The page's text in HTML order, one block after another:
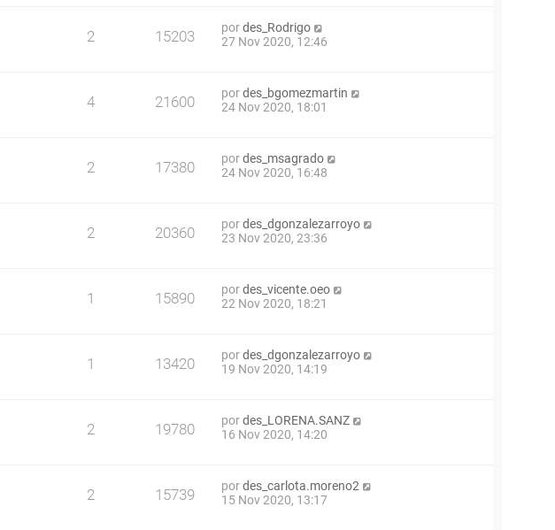
2 15203 pordes_Rodrigo
27 Nov 2020, 12:46
4 21600 pordes_bgomezmartin
24 Nov 2020, 18:01
2 17380 pordes_msagrado
24 Nov 2020, 16:48
2 20360 pordes_dgonzalezarroyo
23 Nov 2020, 23:36
1 15890 pordes_vicente.oeo
22 Nov 2020, 18:21
1 13420 pordes_dgonzalezarroyo
19 Nov 2020, 14:19
2 19780 pordes_LORENA.SANZ
16 Nov 2020, 14:20
2 15739 pordes_carlota.moreno2
15 Nov 2020, 13:17